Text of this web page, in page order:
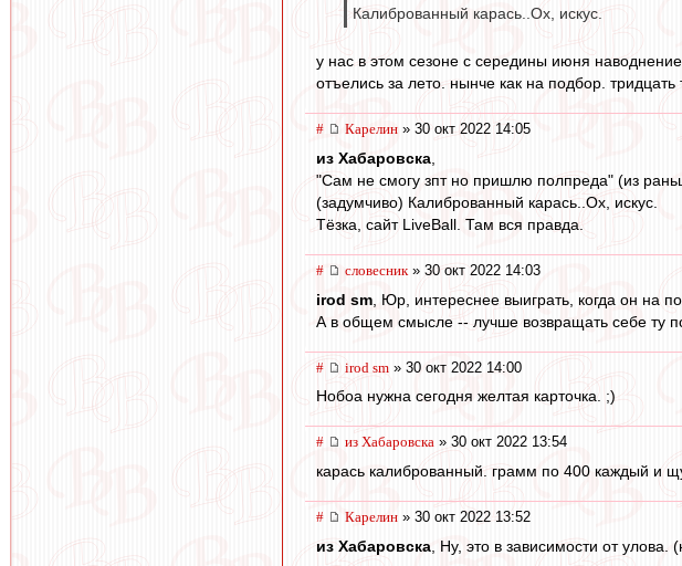
Калиброванный карась..Ох, искус.
у нас в этом сезоне с середины июня
отъелись за лето. нынче как на подбор.
# Карелин » 30 окт 2022 14:05
из Хабаровска
"Сам не смогу зпт но пришлю полпреда" (из
(задумчиво) Калиброванный карась..Ох, искус.
Тёзка, сайт LiveBall. Там вся правда.
# словесник» 30 окт 2022 14:03
irod sm , Юр, интереснее выиграть, когда он на
А в общем смысле -- лучше возвращать себе ту
# irod sm » 30 окт 2022 14:00
Нобоа нужна сегодня желтая карточка. ;)
# из Хабаровска » 30 окт 2022 13:54
карась калиброванный. грамм по 400 каждый и
# Карелин » 30 окт 2022 13:52
из Хабаровска , Ну, это в зависимости от улова.